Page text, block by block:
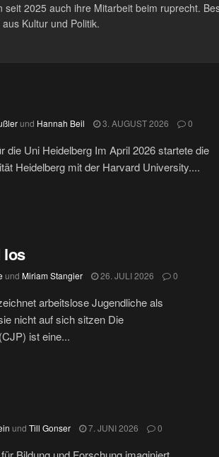
2025 auch ihre Mitarbeit beim ruprecht.
Kultur und Politik.
und Hannah Beil 3. AUGUST 2026 0
die Uni Heidelberg Im April 2026 startete die
Heidelberg mit der Harvard University....
los
und Miriam Stangier 26. JULI 2026 0
arbeitslose Jugendliche als
nicht auf sich sitzen Die
ist eine...
und Till Gonser 7. JUNI 2026 0